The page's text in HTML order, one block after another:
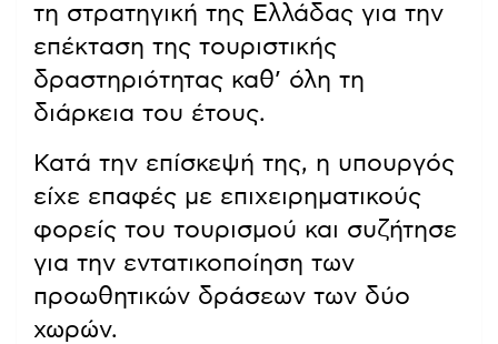
τη στρατηγική της Ελλάδας για την
επέκταση της τουριστικής
δραστηριότητας καθ’ όλη τη
διάρκεια του έτους.
Κατά την επίσκεψή της, η υπουργός
είχε επαφές με επιχειρηματικούς
φορείς του τουρισμού και συζήτησε
για την εντατικοποίηση των
προωθητικών δράσεων των δύο
χωρών.